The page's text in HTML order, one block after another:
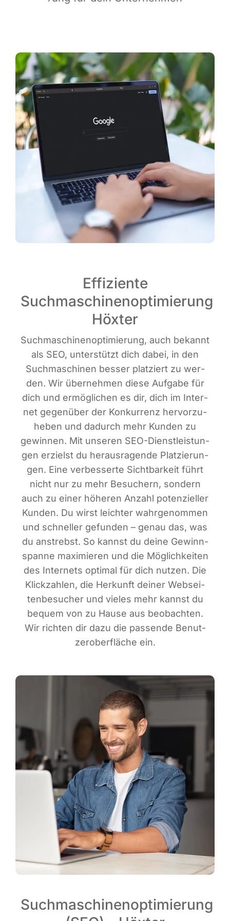
Maga­zin
Effiziente
Suchmaschinenoptimierung
Höxter
Such­ma­schi­nen­op­ti­mie­rung, auch bekannt
als SEO, unter­stützt dich dabei, in den
Such­ma­schi­nen bes­ser plat­ziert zu wer­
den. Wir über­neh­men die­se Auf­ga­be für
dich und ermög­li­chen es dir, dich im Inter­
net gegen­über der Kon­kur­renz her­vor­zu­
he­ben und dadurch mehr Kun­den zu
gewin­nen. Mit unse­ren SEO-Dienst­leis­tun­
gen erzielst du her­aus­ra­gen­de Plat­zie­run­
gen. Eine ver­bes­ser­te Sicht­bar­keit führt
nicht nur zu mehr Besu­chern, son­dern
auch zu einer höhe­ren Anzahl poten­zi­el­ler
Kun­den. Du wirst leich­ter wahr­ge­nom­men
und schnel­ler gefun­den – genau das, was
du anstrebst. So kannst du dei­ne Gewinn­
span­ne maxi­mie­ren und die Mög­lich­kei­ten
des Inter­nets opti­mal für dich nut­zen. Die
Klick­zah­len, die Her­kunft dei­ner Web­sei­
ten­be­su­cher und vie­les mehr kannst du
bequem von zu Hau­se aus beob­ach­ten.
Wir rich­ten dir dazu die pas­sen­de Benut­
zer­ober­flä­che ein.
Suchmaschinenoptimierung